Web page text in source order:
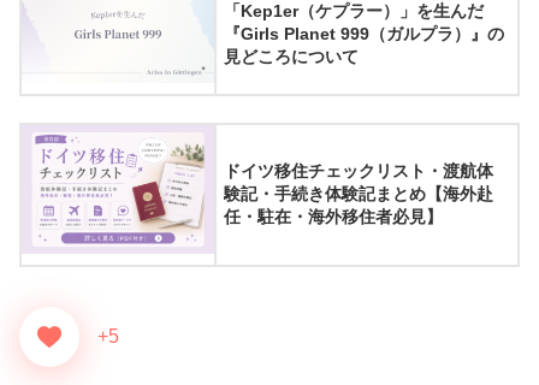
「Kep1er（ケプラー）」を生んだ
『Girls Planet 999（ガルプラ）』の
見どころについて
ドイツ移住チェックリスト・渡航体
験記・手続き体験記まとめ【海外赴
任・駐在・海外移住者必見】
+5